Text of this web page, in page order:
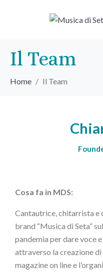
Il Team
Home Il Team
Cosa fa in MDS:
Cantautrice, chitarrista e
brand “Musica di Seta”
pandemia per dare voce
attraverso la creazione di
magazine on line e